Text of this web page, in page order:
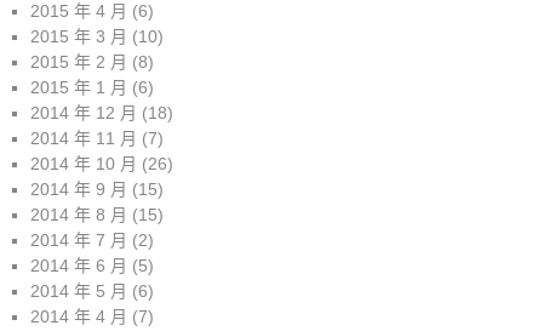
2015 年 4 月 (6)
2015 年 3 月 (10)
2015 年 2 月 (8)
2015 年 1 月 (6)
2014 年 12 月 (18)
2014 年 11 月 (7)
2014 年 10 月 (26)
2014 年 9 月 (15)
2014 年 8 月 (15)
2014 年 7 月 (2)
2014 年 6 月 (5)
2014 年 5 月 (6)
2014 年 4 月 (7)